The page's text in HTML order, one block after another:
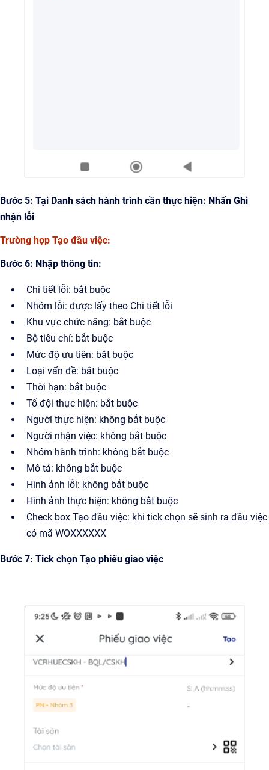
Bước 5: Tại Danh sách hành trình cần thực hiện: Nhấn Ghi
nhận lỗi
Trường hợp Tạo đầu việc:
Bước 6: Nhập thông tin:
Chi tiết lỗi: bắt buộc
Nhóm lỗi: được lấy theo Chi tiết lỗi
Khu vực chức năng: bắt buộc
Bộ tiêu chí: bắt buộc
Mức độ ưu tiên: bắt buộc
Loại vấn đề: bắt buộc
Thời hạn: bắt buộc
Tổ đội thực hiện: bắt buộc
Người thực hiện: không bắt buộc
Người nhận việc: không bắt buộc
Nhóm hành trình: không bắt buộc
Mô tả: không bắt buộc
Hình ảnh lỗi: không bắt buộc
Hình ảnh thực hiện: không bắt buộc
Check box Tạo đầu việc: khi tick chọn sẽ sinh ra đầu việc
có mã WOXXXXXX
Bước 7: Tick chọn Tạo phiếu giao việc